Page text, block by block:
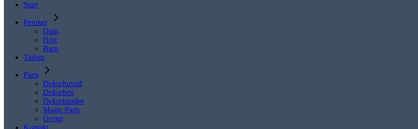
Start
Peruker
Dam
Herr
Barn
Tailors
Parts
Dekorhuvud
Dekorben
Dekorhänder
Magic Parts
Övrigt
Kontakt